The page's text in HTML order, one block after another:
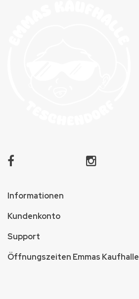
Informationen
Kundenkonto
Support
Öffnungszeiten Emmas Kaufhalle